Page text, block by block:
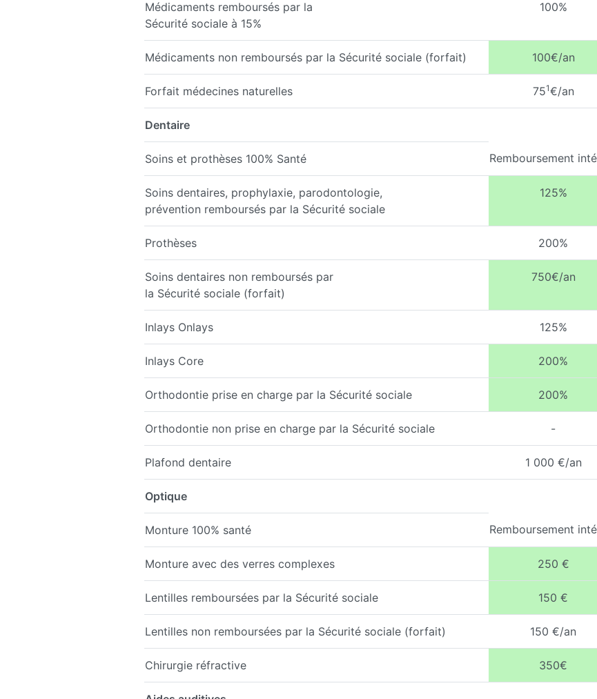
Médicaments remboursés par la
Sécurité sociale à 15%
100%
Médicaments non remboursés par la Sécurité sociale (forfait) 100€/an
Forfait médecines naturelles 751€/an
Dentaire
Soins et prothèses 100% Santé Remboursement
Soins dentaires, prophylaxie, parodontologie,
prévention remboursés par la Sécurité sociale
125%
Prothèses 200%
Soins dentaires non remboursés par
la Sécurité sociale (forfait)
750€/an
Inlays Onlays 125%
Inlays Core 200%
Orthodontie prise en charge par la Sécurité sociale 200%
Orthodontie non prise en charge par la Sécurité sociale -
Plafond dentaire 1 000 €/an
Optique
Monture 100% santé Remboursement
Monture avec des verres complexes 250 €
Lentilles remboursées par la Sécurité sociale 150 €
Lentilles non remboursées par la Sécurité sociale (forfait) 150 €/an
Chirurgie réfractive 350€